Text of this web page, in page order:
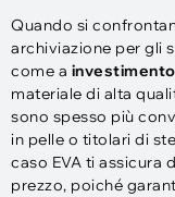
Quando si
archiviazione per gli
come a
materiale di alta
sono spesso più
in pelle o titolari di
caso EVA ti assicura
prezzo, poiché